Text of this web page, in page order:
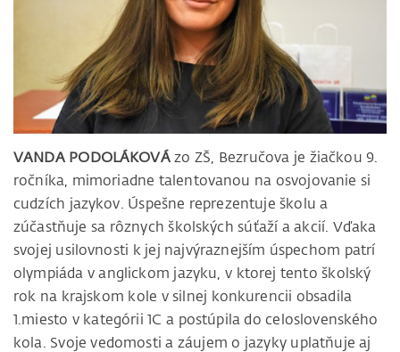
VANDA PODOLÁKOVÁzo ZŠ, Bezručova je žiačkou 9.
ročníka, mimoriadne talentovanou na osvojovanie si
cudzích jazykov. Úspešne reprezentuje školu a
zúčastňuje sa rôznych školských súťaží a akcií. Vďaka
svojej usilovnosti k jej najvýraznejším úspechom patrí
olympiáda v anglickom jazyku, v ktorej tento školský
rok na krajskom kole v silnej konkurencii obsadila
1.miesto v kategórii 1C a postúpila do celoslovenského
kola. Svoje vedomosti a záujem o jazyky uplatňuje aj